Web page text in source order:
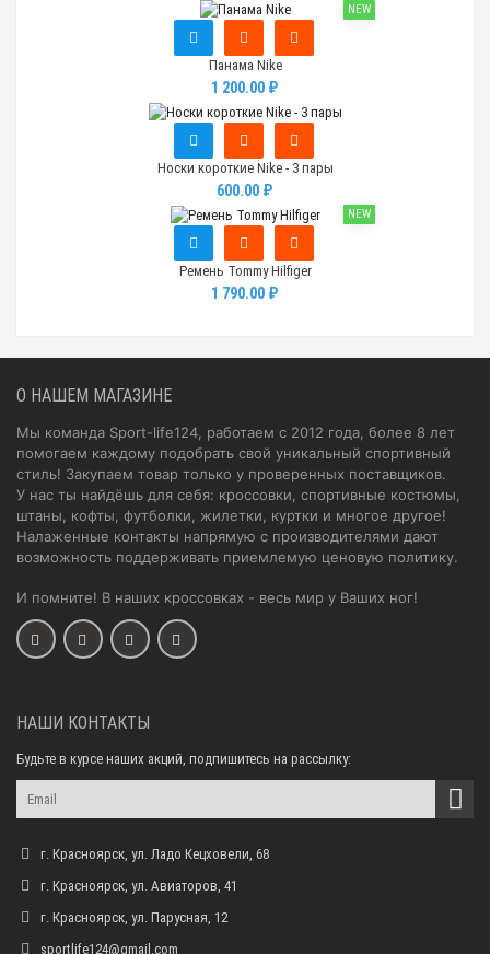
NEW
Панама Nike
1 200.00 ₽
Носки короткие Nike - 3 пары
600.00 ₽
NEW
Ремень Tommy Hilfiger
1 790.00 ₽
О НАШЕМ МАГАЗИНЕ
Мы команда Sport-life124, работаем с 2012 года, более 8 лет
помогаем каждому подобрать свой уникальный спортивный
стиль! Закупаем товар только у проверенных поставщиков.
У нас ты найдёшь для себя: кроссовки, спортивные костюмы,
штаны, кофты, футболки, жилетки, куртки и многое другое!
Налаженные контакты напрямую с производителями дают
возможность поддерживать приемлемую ценовую политику.
И помните! В наших кроссовках - весь мир у Ваших ног!
НАШИ КОНТАКТЫ
Будьте в курсе наших акций, подпишитесь на рассылку:
г. Красноярск, ул. Ладо Кецховели, 68
г. Красноярск, ул. Авиаторов, 41
г. Красноярск, ул. Парусная, 12
sportlife124@gmail.com